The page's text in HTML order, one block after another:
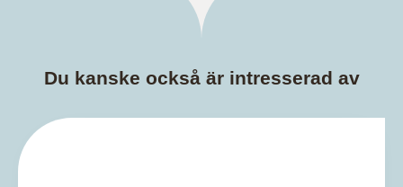
Du kanske också är intresserad av